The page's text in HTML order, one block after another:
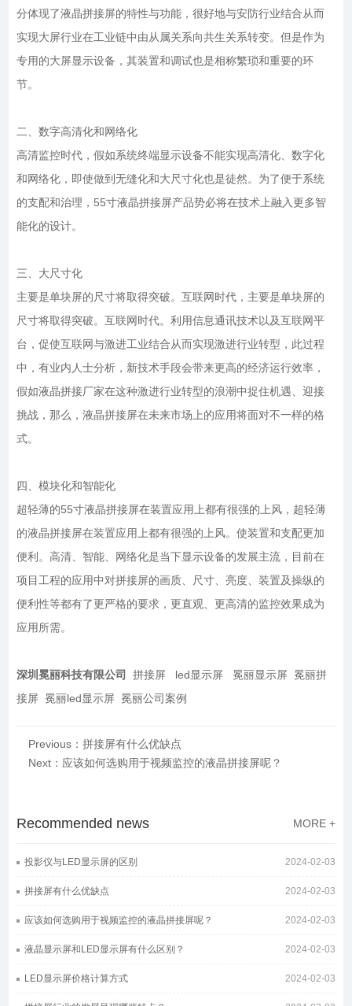
分体现了液晶拼接屏的特性与功能，很好地与安防行业结合从而
实现大屏行业在工业链中由从属关系向共生关系转变。但是作为
专用的大屏显示设备，其装置和调试也是相称繁琐和重要的环
节。
二、数字高清化和网络化
高清监控时代，假如系统终端显示设备不能实现高清化、数字化
和网络化，即使做到无缝化和大尺寸化也是徒然。为了便于系统
的支配和治理，55寸液晶拼接屏产品势必将在技术上融入更多智
能化的设计。
三、大尺寸化
主要是单块屏的尺寸将取得突破。互联网时代，主要是单块屏的
尺寸将取得突破。互联网时代。利用信息通讯技术以及互联网平
台，促使互联网与激进工业结合从而实现激进行业转型，此过程
中，有业内人士分析，新技术手段会带来更高的经济运行效率，
假如液晶拼接厂家在这种激进行业转型的浪潮中捉住机遇、迎接
挑战，那么，液晶拼接屏在未来市场上的应用将面对不一样的格
式。
四、模块化和智能化
超轻薄的55寸液晶拼接屏在装置应用上都有很强的上风，超轻薄
的液晶拼接屏在装置应用上都有很强的上风。使装置和支配更加
便利。高清、智能、网络化是当下显示设备的发展主流，目前在
项目工程的应用中对拼接屏的画质、尺寸、亮度、装置及操纵的
便利性等都有了更严格的要求，更直观、更高清的监控效果成为
应用所需。
深圳冕丽科技有限公司
拼接屏 led显示屏 冕丽显示屏 冕丽拼
接屏 冕丽led显示屏 冕丽公司案例
Previous：拼接屏有什么优缺点
Next：应该如何选购用于视频监控的液晶拼接屏​呢？
Recommended news MORE +
2024-02-03
投影仪与LED显示屏的区别
2024-02-03
拼接屏有什么优缺点
2024-02-03
应该如何选购用于视频监控的液晶拼接屏​呢？
2024-02-03
液晶显示屏和LED显示屏有什么区别？
2024-02-03
LED显示屏价格计算方式